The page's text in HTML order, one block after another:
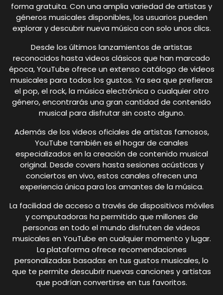
forma gratuita. Con una amplia variedad de artistas y
géneros musicales disponibles, los usuarios pueden
explorar y descubrir nueva música con solo unos clics.
Desde los últimos lanzamientos de artistas
reconocidos hasta videos clásicos que han marcado
época, YouTube ofrece un extenso catálogo de videos
musicales para todos los gustos. Ya sea que prefieras
el pop, el rock, la música electrónica o cualquier otro
género, encontrarás una gran cantidad de contenido
musical para disfrutar sin costo alguno.
Además de los videos oficiales de artistas famosos,
YouTube también es el hogar de canales
especializados en la creación de contenido musical
original. Desde covers hasta sesiones acústicas y
conciertos en vivo, estos canales ofrecen una
experiencia única para los amantes de la música.
La facilidad de acceso a través de dispositivos móviles
y computadoras ha permitido que millones de
personas en todo el mundo disfruten de videos
musicales en YouTube en cualquier momento y lugar.
La plataforma ofrece recomendaciones
personalizadas basadas en tus gustos musicales, lo
que te permite descubrir nuevas canciones y artistas
que podrían convertirse en tus favoritos.